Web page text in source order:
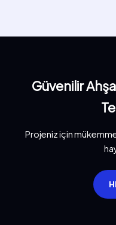
Güvenilir
Projeniz için